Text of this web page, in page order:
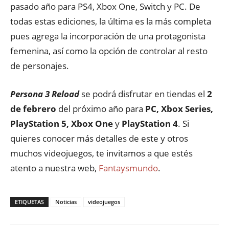
pasado año para PS4, Xbox One, Switch y PC. De
todas estas ediciones, la última es la más completa
pues agrega la incorporación de una protagonista
femenina, así como la opción de controlar al resto
de personajes.
Persona 3 Reload se podrá disfrutar en tiendas el 2
de febrero del próximo año para PC, Xbox Series,
PlayStation 5, Xbox Oney PlayStation 4. Si
quieres conocer más detalles de este y otros
muchos videojuegos, te invitamos a que estés
atento a nuestra web, Fantaysmundo.
ETIQUETAS Noticias videojuegos